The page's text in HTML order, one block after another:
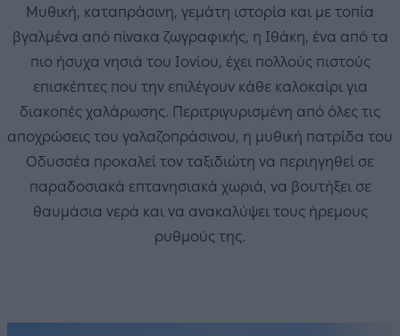
Μυθική, καταπράσινη, γεμάτη ιστορία και με τοπία
βγαλμένα από πίνακα ζωγραφικής, η Ιθάκη, ένα από τα
πιο ήσυχα νησιά του Ιονίου, έχει πολλούς πιστούς
επισκέπτες που την επιλέγουν κάθε καλοκαίρι για
διακοπές χαλάρωσης. Περιτριγυρισμένη από όλες τις
αποχρώσεις του γαλαζοπράσινου, η μυθική πατρίδα του
Οδυσσέα προκαλεί τον ταξιδιώτη να περιηγηθεί σε
παραδοσιακά επτανησιακά χωριά, να βουτήξει σε
θαυμάσια νερά και να ανακαλύψει τους ήρεμους
ρυθμούς της.